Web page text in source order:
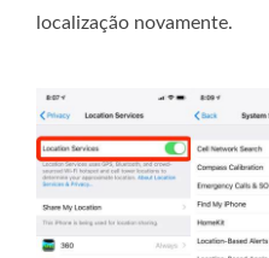
localização novamente.